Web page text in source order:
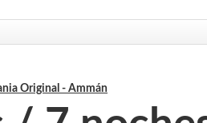
Original - Ammán